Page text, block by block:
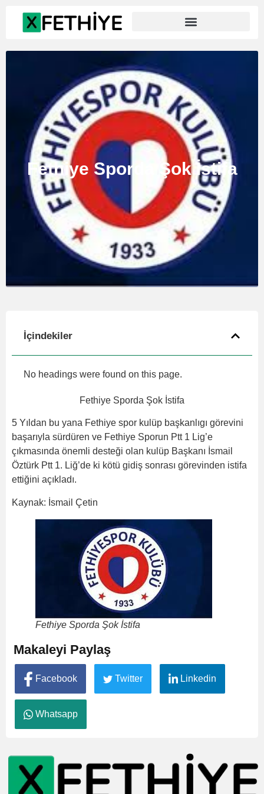
Fethiye Sporda Şok İstifa
İçindekiler
No headings were found on this page.
Fethiye Sporda Şok İstifa
5 Yıldan bu yana Fethiye spor kulüp başkanlıgı görevini
başarıyla sürdüren ve Fethiye Sporun Ptt 1 Lig’e
çıkmasında önemli desteği olan kulüp Başkanı İsmail
Öztürk Ptt 1. Liğ’de ki kötü gidiş sonrası görevinden istifa
ettiğini açıkladı.
Kaynak: İsmail Çetin
Fethiye Sporda Şok İstifa
Makaleyi Paylaş
Facebook Twitter Linkedin
Whatsapp